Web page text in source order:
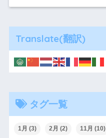
Translate(翻訳)
タグ一覧
1月 (3) 2月 (2) 11月 (10)